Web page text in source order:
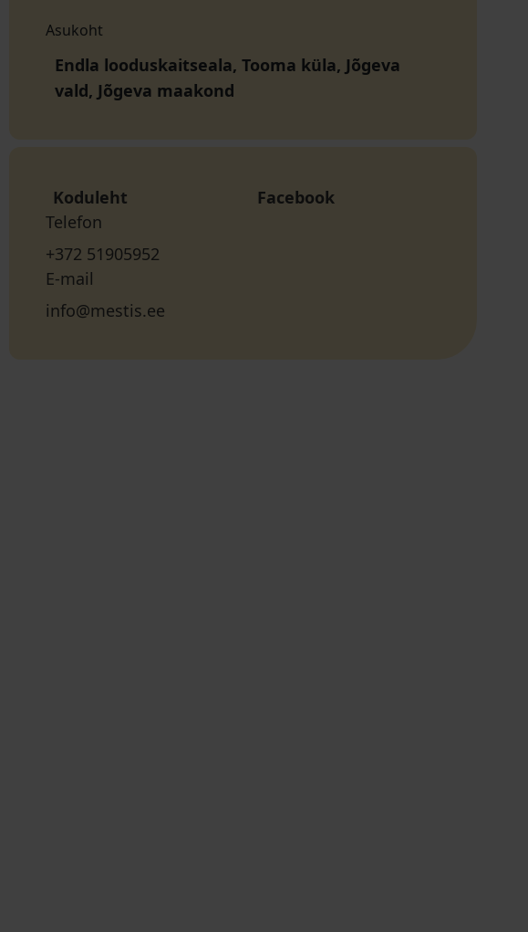
Asukoht
Endla looduskaitseala, Tooma küla, Jõgeva
vald, Jõgeva maakond
Koduleht
Facebook
Telefon
+372 51905952
E-mail
info@mestis.ee